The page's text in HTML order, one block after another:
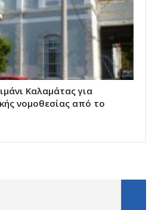
Καλαμάτας για
νομοθεσίας από το